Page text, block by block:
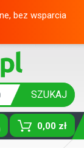
bez wsparcia
SZUKAJ
0,00 zł
Toggle